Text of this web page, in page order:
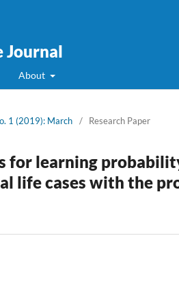
Journal
About
1 (2019): March / Research Paper
for learning
life cases with the